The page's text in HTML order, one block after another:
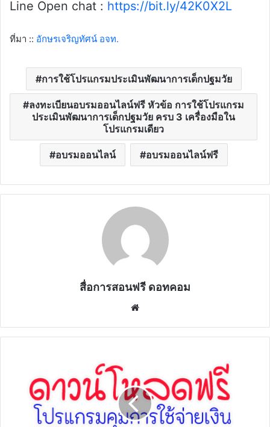
Line Open chat : https://bit.ly/42K0X2L
ที่มา :: อักษรเจริญทัศน์ อจท.
การใช้โปรแกรมประเมินพัฒนาการเด็กปฐมวัย
ลงทะเบียนอบรมออนไลน์ฟรี หัวข้อ การใช้โปรแกรม
ประเมินพัฒนาการเด็กปฐมวัย ครบ 3 เครื่องมือใน
โปรแกรมเดียว
อบรมออนไลน์ อบรมออนไลน์ฟรี
สื่อการสอนฟรี ดอทคอม
โปรแกรม